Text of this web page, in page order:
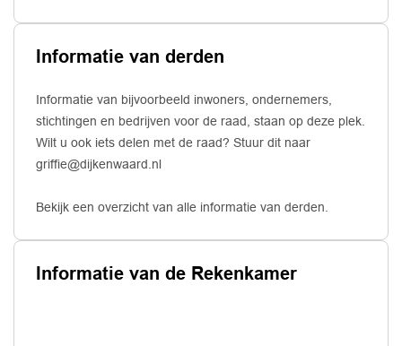
Informatie van derden
Informatie van bijvoorbeeld inwoners, ondernemers,
stichtingen en bedrijven voor de raad, staan op deze plek.
Wilt u ook iets delen met de raad? Stuur dit naar
griffie@dijkenwaard.nl
Bekijk een overzicht van alle informatie van derden.
Informatie van de Rekenkamer